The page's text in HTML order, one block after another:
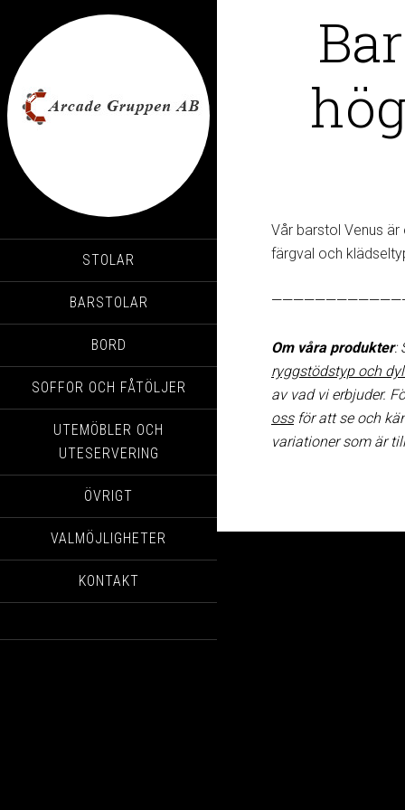
STOLAR
BARSTOLAR
BORD
SOFFOR OCH FÅTÖLJER
UTEMÖBLER OCH
UTESERVERING
ÖVRIGT
VALMÖJLIGHETER
KONTAKT
Vår barstol Venus
färgval och
Om våra produkter:
ryggstödstyp och
av vad vi erbjuder.
ossför att se och
variationer som är